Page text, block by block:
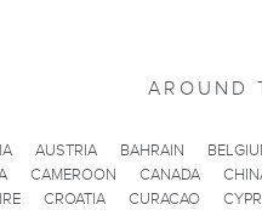
AROUND
AUSTRIA BAHRAIN
CAMEROON CANADA
CROATIA CURACAO